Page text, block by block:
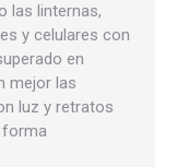
las linternas,
y celulares con
en
mejor las
luz y retratos
forma